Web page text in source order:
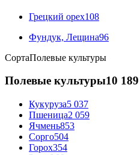
Грецкий орех108
Фундук, Лещина96
СортаПолевые культуры
Полевые культуры10
Кукуруза5 037
Пшеница2 059
Ячмень853
Сорго504
Горох354